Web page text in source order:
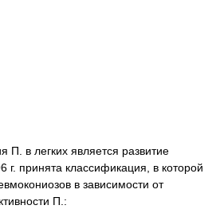
П. в легких является развитие
г. принята классификация, в которой
в зависимости от
П.: